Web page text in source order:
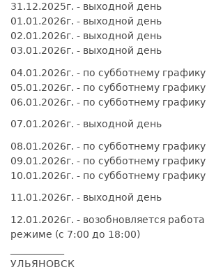
31.12.2025г. - выходной день
01.01.2026г. - выходной день
02.01.2026г. - выходной день
03.01.2026г. - выходной день
04.01.2026г. - по субботнему
05.01.2026г. - по субботнему
06.01.2026г. - по субботнему
07.01.2026г. - выходной день
08.01.2026г. - по субботнему
09.01.2026г. - по субботнему
10.01.2026г. - по субботнему
11.01.2026г. - выходной день
12.01.2026г. - возобновляется
режиме (с 7:00 до 18:00)
УЛЬЯНОВСК